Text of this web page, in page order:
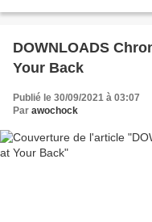
DOWNLOADS
Your Back
Publié le 30/09/2021 à 03:07
Par awochock